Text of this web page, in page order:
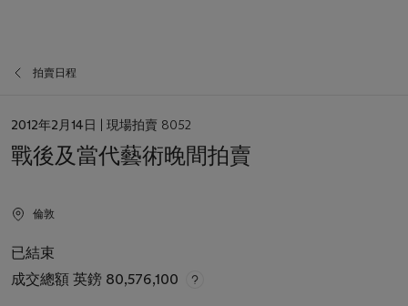
拍賣日程
日
2012年2月14日 | 現場拍賣 8052
戰後及當代藝術晚間拍賣
倫敦
已結束
成交總額 英鎊 80,576,100